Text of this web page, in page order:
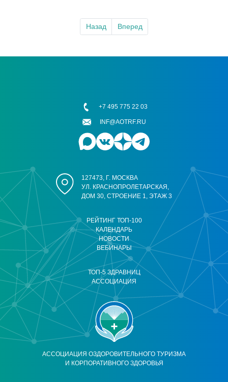
Назад Вперед
АССОЦИАЦИЯ ОЗДОРОВИТЕЛЬНОГО ТУРИЗМА
И КОРПОРАТИВНОГО ЗДОРОВЬЯ
РЕЙТИНГ ТОП-100
КАЛЕНДАРЬ
НОВОСТИ
ВЕБИНАРЫ
ТОП-5 ЗДРАВНИЦ
АССОЦИАЦИЯ
127473, Г. МОСКВА
УЛ. КРАСНОПРОЛЕТАРСКАЯ,
ДОМ 30, СТРОЕНИЕ 1, ЭТАЖ 3
+7 495 775 22 03
INF@AOTRF.RU